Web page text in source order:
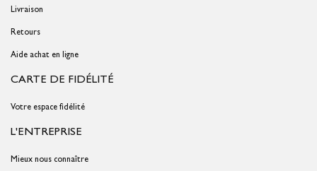
Livraison
Retours
Aide achat en ligne
CARTE DE FIDÉLITÉ
Votre espace fidélité
L'ENTREPRISE
Mieux nous connaître